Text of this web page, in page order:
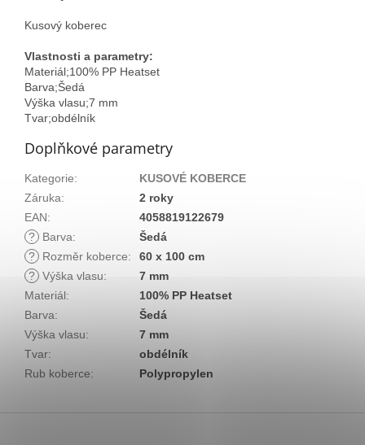
Kusový koberec
Vlastnosti a parametry:
Materiál;100% PP Heatset
Barva;Šedá
Výška vlasu;7 mm
Tvar;obdélník
Doplňkové parametry
Kategorie:
KUSOVÉ KOBERCE
Záruka:
2 roky
EAN:
4058819122679
?
Barva:
Šedá
?
Rozměr koberce:
60 x 100 cm
? Výška vlasu:
7 mm
Materiál:
100% PP Heatset
Barva:
Šedá
Výška vlasu:
7 mm
Tvar:
obdélník
Rub koberce: Polypropylen